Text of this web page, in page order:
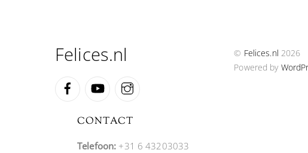
Felices.nl
FacebookYouTube
© Felices.nl 2026
Powered by
CONTACT
Telefoon: +31 6 43203033